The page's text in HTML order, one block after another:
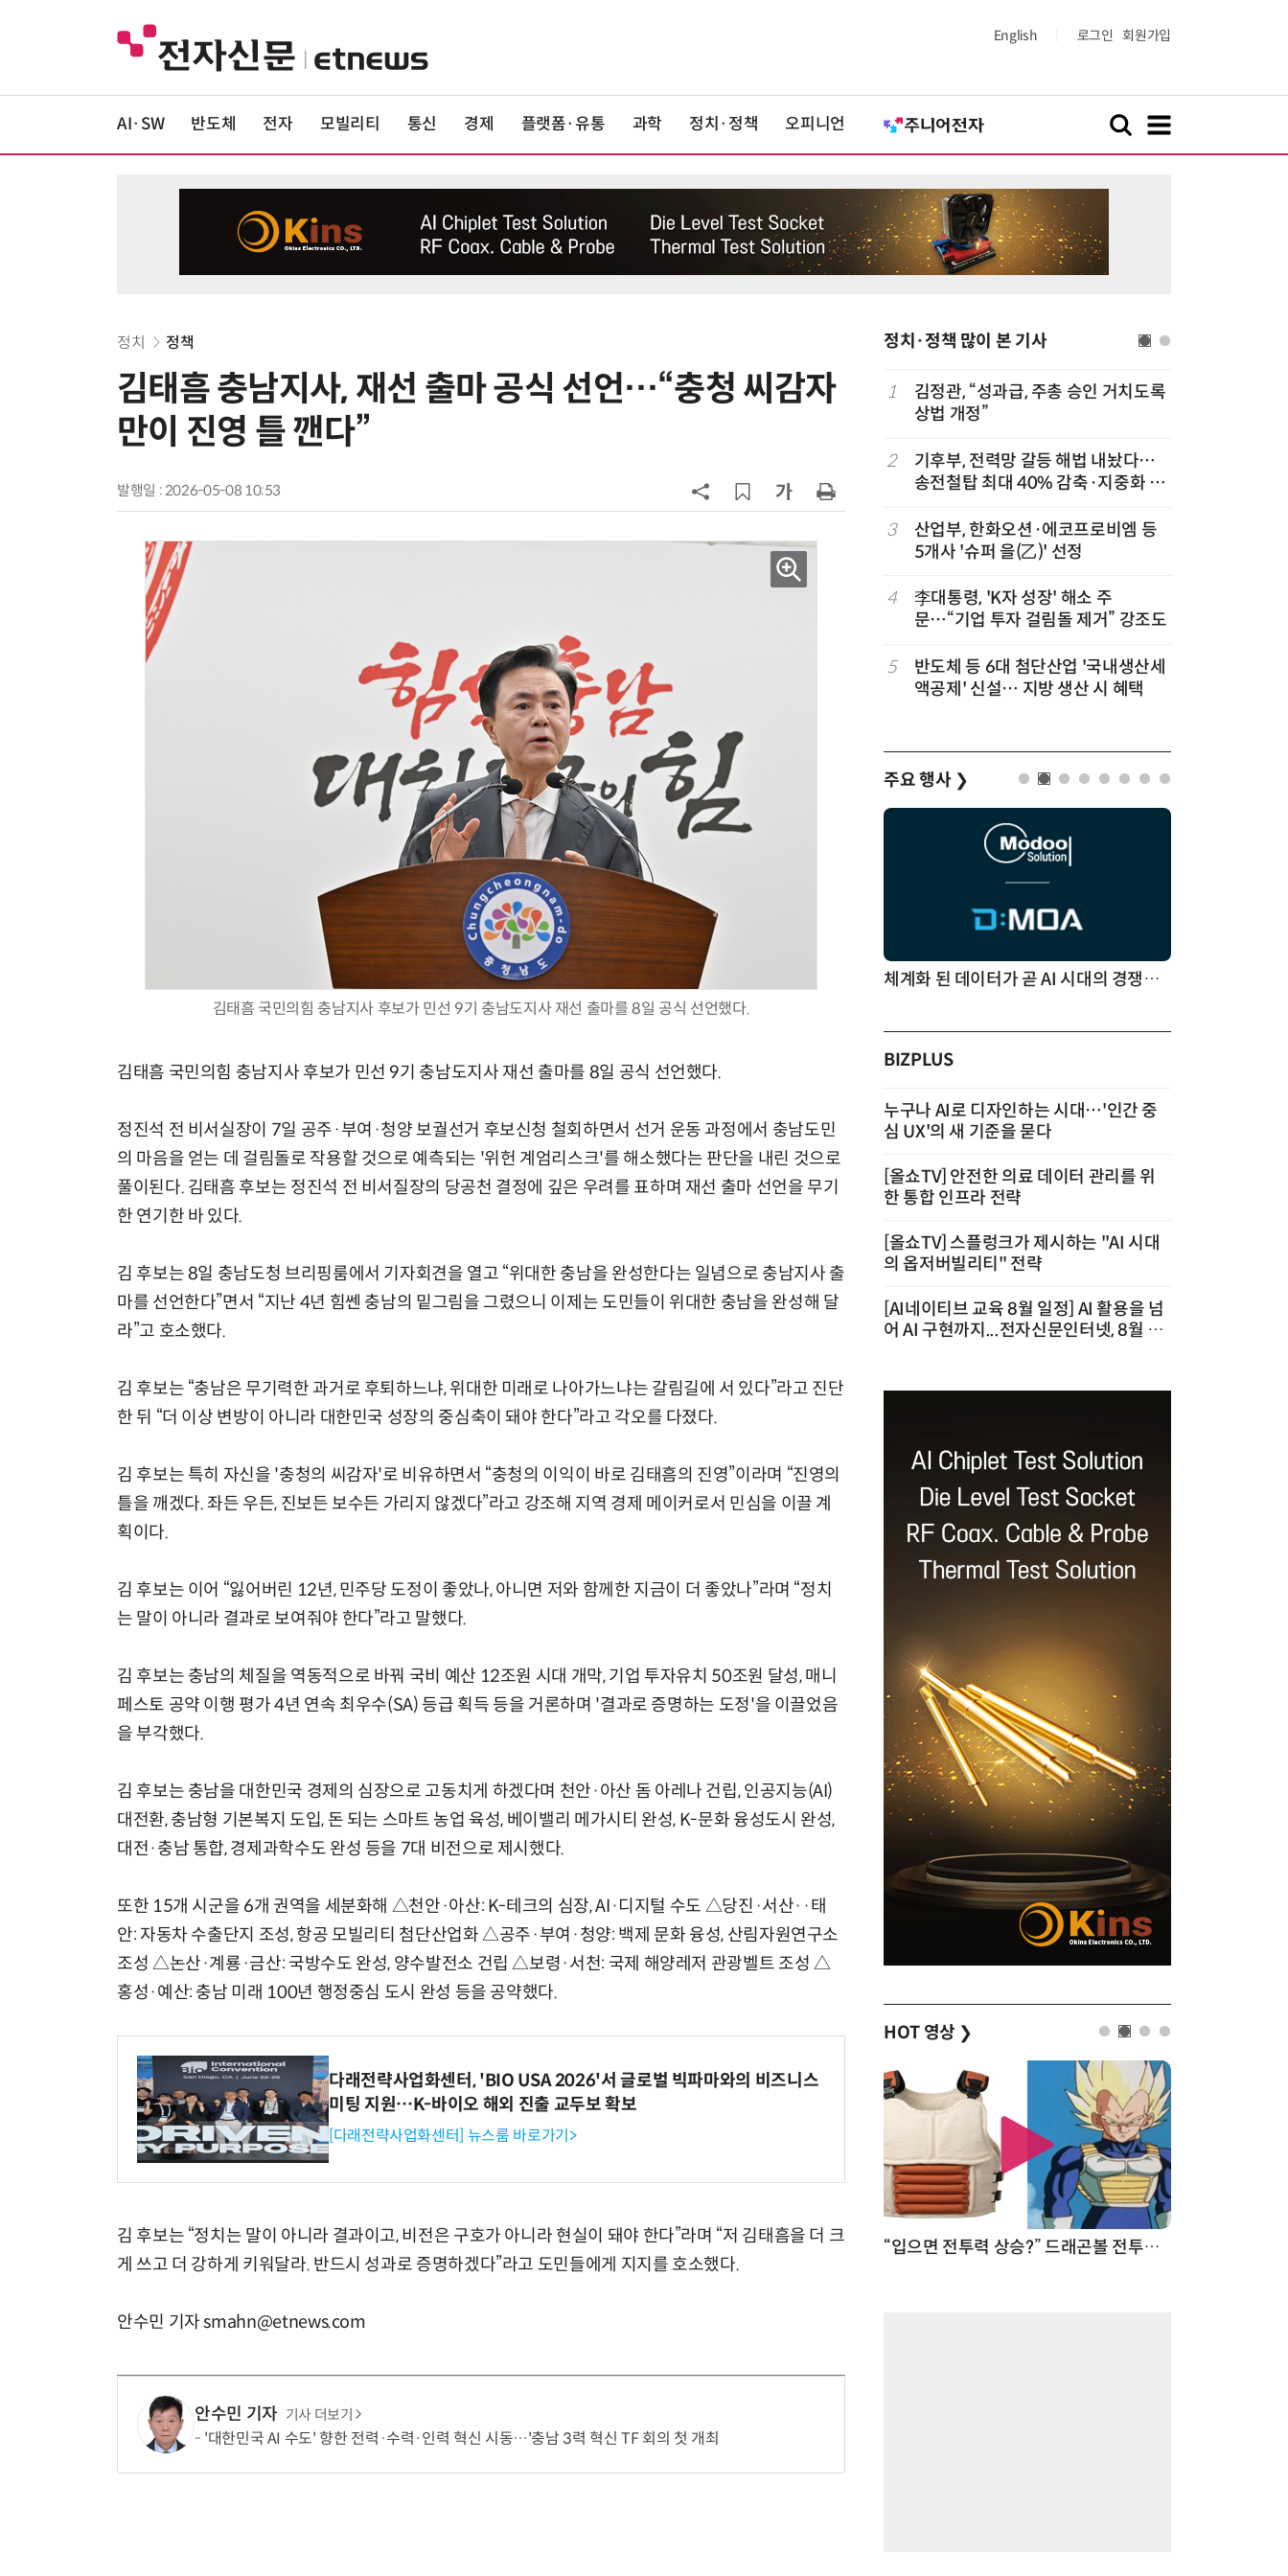
English 로그인 회원가입
AI·SW 반도체 전자 모빌리티 통신 경제 플랫폼·유통 과학 정치·정책 오피니언
정치 정책
김태흠 충남지사, 재선 출마 공식 선언…“충청 씨감자
만이 진영 틀 깬다”
발행일 : 2026-05-08 10:53
김태흠 국민의힘 충남지사 후보가 민선 9기 충남도지사 재선 출마를 8일 공식 선언했다.
김태흠 국민의힘 충남지사 후보가 민선 9기 충남도지사 재선 출마를 8일 공식 선언했다.
정진석 전 비서실장이 7일 공주·부여·청양 보궐선거 후보신청 철회하면서 선거 운동 과정에서 충남도민
의 마음을 얻는 데 걸림돌로 작용할 것으로 예측되는 '위헌 계엄리스크'를 해소했다는 판단을 내린 것으로
풀이된다. 김태흠 후보는 정진석 전 비서질장의 당공천 결정에 깊은 우려를 표하며 재선 출마 선언을 무기
한 연기한 바 있다.
김 후보는 8일 충남도청 브리핑룸에서 기자회견을 열고 “위대한 충남을 완성한다는 일념으로 충남지사 출
마를 선언한다”면서 “지난 4년 힘쎈 충남의 밑그림을 그렸으니 이제는 도민들이 위대한 충남을 완성해 달
라”고 호소했다.
김 후보는 “충남은 무기력한 과거로 후퇴하느냐, 위대한 미래로 나아가느냐는 갈림길에 서 있다”라고 진단
한 뒤 “더 이상 변방이 아니라 대한민국 성장의 중심축이 돼야 한다”라고 각오를 다졌다.
김 후보는 특히 자신을 '충청의 씨감자'로 비유하면서 “충청의 이익이 바로 김태흠의 진영”이라며 “진영의
틀을 깨겠다. 좌든 우든, 진보든 보수든 가리지 않겠다”라고 강조해 지역 경제 메이커로서 민심을 이끌 계
획이다.
김 후보는 이어 “잃어버린 12년, 민주당 도정이 좋았나, 아니면 저와 함께한 지금이 더 좋았나”라며 “정치
는 말이 아니라 결과로 보여줘야 한다”라고 말했다.
김 후보는 충남의 체질을 역동적으로 바꿔 국비 예산 12조원 시대 개막, 기업 투자유치 50조원 달성, 매니
페스토 공약 이행 평가 4년 연속 최우수(SA) 등급 획득 등을 거론하며 '결과로 증명하는 도정'을 이끌었음
을 부각했다.
김 후보는 충남을 대한민국 경제의 심장으로 고동치게 하겠다며 천안·아산 돔 아레나 건립, 인공지능(AI)
대전환, 충남형 기본복지 도입, 돈 되는 스마트 농업 육성, 베이밸리 메가시티 완성, K-문화 융성도시 완성,
대전·충남 통합, 경제과학수도 완성 등을 7대 비전으로 제시했다.
또한 15개 시군을 6개 권역을 세분화해 △천안·아산: K-테크의 심장, AI·디지털 수도 △당진·서산··태
안: 자동차 수출단지 조성, 항공 모빌리티 첨단산업화 △공주·부여·청양: 백제 문화 융성, 산림자원연구소
조성 △논산·계룡·금산: 국방수도 완성, 양수발전소 건립 △보령·서천: 국제 해양레저 관광벨트 조성 △
홍성·예산: 충남 미래 100년 행정중심 도시 완성 등을 공약했다.
다래전략사업화센터, 'BIO USA 2026'서 글로벌 빅파마와의 비즈니스
미팅 지원…K-바이오 해외 진출 교두보 확보
[다래전략사업화센터] 뉴스룸 바로가기>
김 후보는 “정치는 말이 아니라 결과이고, 비전은 구호가 아니라 현실이 돼야 한다”라며 “저 김태흠을 더 크
게 쓰고 더 강하게 키워달라. 반드시 성과로 증명하겠다”라고 도민들에게 지지를 호소했다.
안수민 기자 smahn@etnews.com
안수민 기자 기사 더보기
'대한민국 AI 수도' 향한 전력·수력·인력 혁신 시동…'충남 3력 혁신 TF 회의 첫 개최
정치·정책 많이 본 기사
6
최저임금 1만700원 최종 확정…노
런…李 대통령, 경질 결단해야”
메가프로젝트 속도전…'산업자원안
보기금' 신설해 공급망 사수
10
성균관대 김기강 센터장·이영희 교
수, 차세대 반도체 분야 전문서 세계
적 출판사서 발간
1
김정관, “성과급, 주총 승인 거치도록
상법 개정”
2
기후부, 전력망 갈등 해법 내놨다…
송전철탑 최대 40% 감축·지중화 확
3
산업부, 한화오션·에코프로비엠 등
5개사 '슈퍼 을(乙)' 선정
4
李대통령, 'K자 성장' 해소 주
문…“기업 투자 걸림돌 제거” 강조도
5
반도체 등 6대 첨단산업 '국내생산세
액공제' 신설… 지방 생산 시 혜택
주요 행사 ❯
AI Native Enterprise를 지원하는 AI Ready Data 플랫폼 활용 전략 체계화 된 데이터가 곧 AI 시대의 경쟁력이다
BIZPLUS
누구나 AI로 디자인하는 시대…'인간 중
심 UX'의 새 기준을 묻다
[올쇼TV] 안전한 의료 데이터 관리를 위
한 통합 인프라 전략
[올쇼TV] 스플렁크가 제시하는 "AI 시대
의 옵저버빌리티" 전략
[AI네이티브 교육 8월 일정] AI 활용을 넘
어 AI 구현까지...전자신문인터넷, 8월 실
HOT 영상 ❯
“계속 쫓아왔다”…도망치던 우크라 민간인 공격한 러 자폭 드론 진정한 우정?…친구 구하려다 둘 다 의자 틈에 목이 낀 순간 “입으면 전투력 상승?” 드래곤볼 전투복 닮은 중량조끼